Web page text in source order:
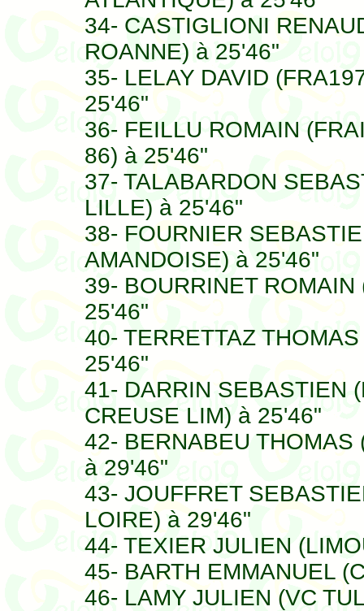
34- CASTIGLIONI
ROANNE) à 25'46"
35- LELAY DAVID
25'46"
36- FEILLU ROMAIN
86) à 25'46"
37- TALABARDON
LILLE) à 25'46"
38- FOURNIER
AMANDOISE) à 25'46"
39- BOURRINET
25'46"
40- TERRETTAZ
25'46"
41- DARRIN SEBASTIEN
CREUSE LIM) à 25'46"
42- BERNABEU
à 29'46"
43- JOUFFRET
LOIRE) à 29'46"
44- TEXIER JULIEN
45- BARTH EMMANUEL
46- LAMY JULIEN (VC